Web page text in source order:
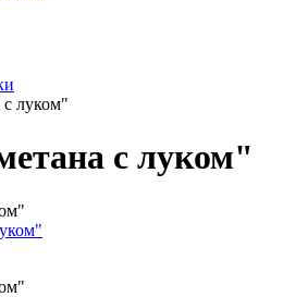
луком"
с луком"